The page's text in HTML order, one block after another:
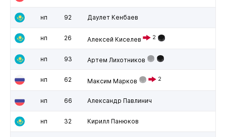
нп 92 Даулет Кенбаев
нп 26 Алексей Киселев 2
нп 93 Артем Лихотников
нп 62 Максим Марков 2
нп 66 Александр Павлинич
нп 32 Кирилл Панюков